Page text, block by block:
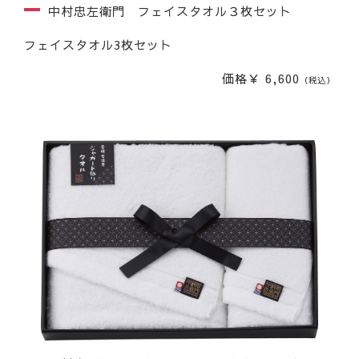
中村忠左衛門 フェイスタオル３枚セット
フェイスタオル3枚セット
価格￥ 6,600 （税込）